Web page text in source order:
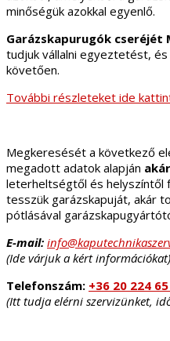
minőségük azokkal egyenlő.
Garázskapurugók
tudjuk vállalni egyeztetést,
követően.
További részleteket ide
Megkeresését a következő
megadott adatok alapján
leterheltségtől és helyszíntől
tesszük garázskapuját, akár
pótlásával
E-mail:
(Ide várjuk a kért információkat)
Telefonszám: +36 20 224
(Itt tudja elérni szervizünket,